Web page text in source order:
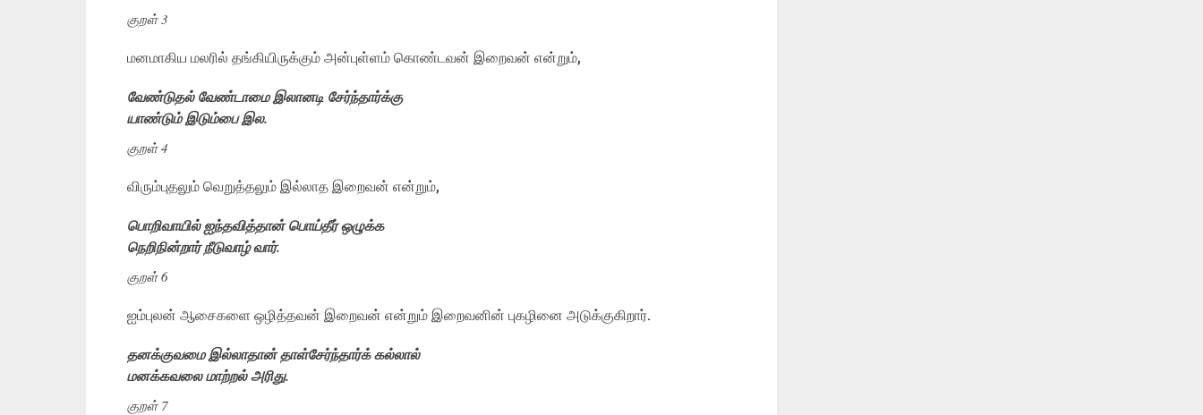
குறள் 3
மனமாகிய மலரில் தங்கியிருக்கும் அன்புள்ளம் கொண்டவன் இறைவன் என்றும்,
வேண்டுதல் வேண்டாமை இலானடி சேர்ந்தார்க்கு
யாண்டும் இடும்பை இல.
குறள் 4
விரும்புதலும் வெறுத்தலும் இல்லாத இறைவன் என்றும்,
பொறிவாயில் ஐந்தவித்தான் பொய்தீர் ஒழுக்க
நெறிநின்றார் நீடுவாழ் வார்.
குறள் 6
ஐம்புலன் ஆசைகளை ஒழித்தவன் இறைவன் என்றும் இறைவனின் புகழினை அடுக்குகிறார்.
தனக்குவமை இல்லாதான் தாள்சேர்ந்தார்க் கல்லால்
மனக்கவலை மாற்றல் அரிது.
குறள் 7